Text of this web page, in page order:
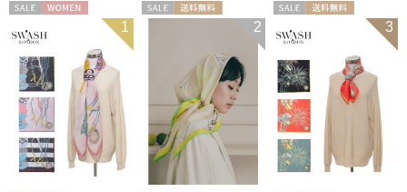
1 セール送料無料
2
WOMEN
3